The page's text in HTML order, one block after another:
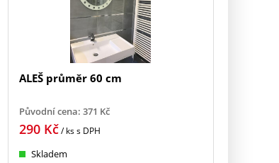
ALEŠ průměr 60 cm
Původní cena:371 Kč
290 Kč/ kss DPH
Skladem